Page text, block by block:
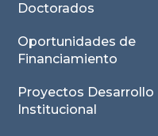
Doctorados
Oportunidades de
Financiamiento
Proyectos Desarrollo
Institucional